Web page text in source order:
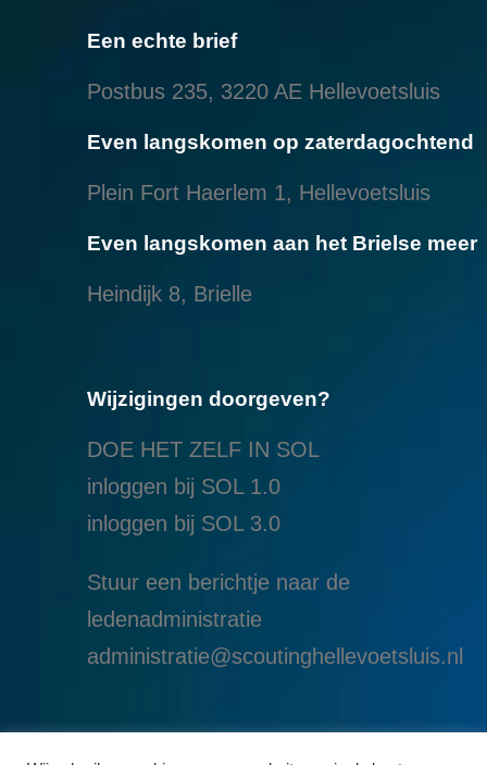
Een echte brief
Postbus 235, 3220 AE Hellevoetsluis
Even langskomen op zaterdagochtend
Plein Fort Haerlem 1, Hellevoetsluis
Even langskomen aan het Brielse meer
Heindijk 8, Brielle
Wijzigingen doorgeven?
DOE HET ZELF IN SOL
inloggen bij SOL 1.0
inloggen bij SOL 3.0
Stuur een berichtje naar de
ledenadministratie
administratie@scoutinghellevoetsluis.nl